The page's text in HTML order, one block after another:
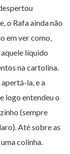
o Rafa ainda não
em ver como,
líquido
na cartolina.
la, e a
logo entendeu o
(sempre
Até sobre as
colinha.